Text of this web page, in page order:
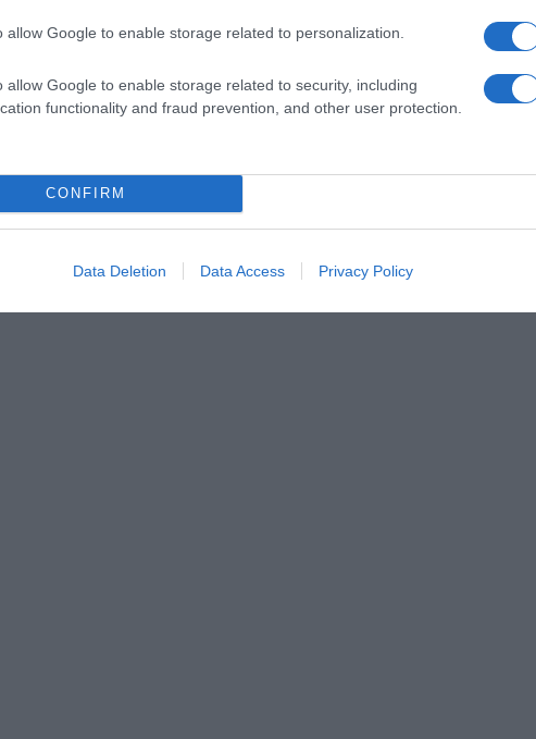
allow Google to enable storage related to personalization.
allow Google to enable storage related to security, including
functionality and fraud prevention, and other user protection.
CONFIRM
Data Deletion Data Access Privacy Policy
bon lait de vache, tout droit venu des hauts
culinaires qui consistent à réinventer des
du jour.